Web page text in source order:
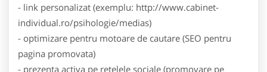
- link personalizat (exemplu: http://www.cabinet-
individual.ro/psihologie/medias)
- optimizare pentru motoare de cautare (SEO pentru
pagina promovata)
- prezenta activa pe retelele sociale (promovare pe